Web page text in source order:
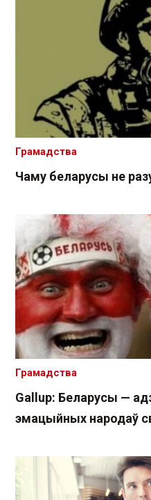
Чаму беларусы не
Грамадства
Gallup: Беларусы —
эмацыйных народаў
Грамадства